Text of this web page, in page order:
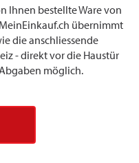
Ihnen bestellte Ware von
übernimmt
die anschliessende
- direkt vor die Haustür
möglich.